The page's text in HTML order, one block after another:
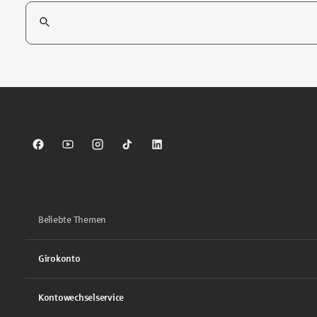
Suchfeld
Sparkasse auf Facebook
Sparkasse auf Youtube
Sparkasse auf Instagram
Sparkasse auf TikTok
Sparkasse auf LinkedIn
Beliebte Themen
Girokonto
Kontowechselservice